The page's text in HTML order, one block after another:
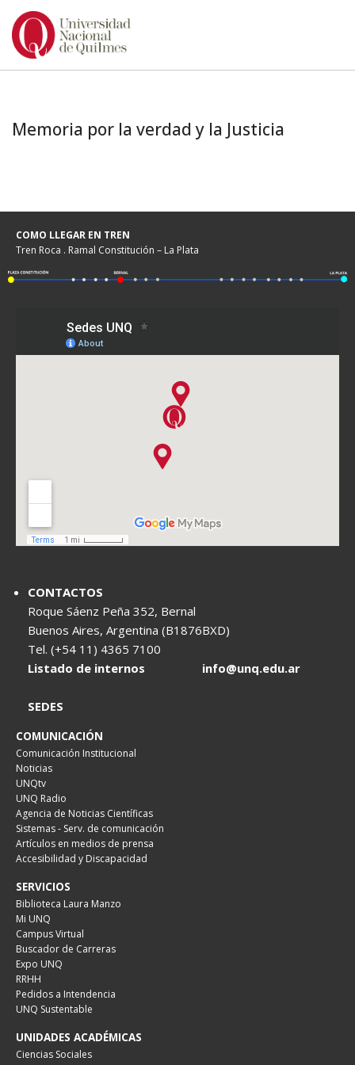
Ir
Memoria por la verdad y la Justicia
COMO LLEGAR EN TREN
Tren Roca . Ramal Constitución – La Plata
CONTACTOS
Roque Sáenz Peña 352, Bernal
Buenos Aires, Argentina (B1876BXD)
Tel. (+54 11) 4365 7100
Listado de internos
info@unq.edu.ar
SEDES
COMUNICACIÓN
Comunicación Institucional
Noticias
UNQtv
UNQ Radio
Agencia de Noticias Científicas
Sistemas - Serv. de comunicación
Artículos en medios de prensa
Accesibilidad y Discapacidad
SERVICIOS
Biblioteca Laura Manzo
Mi UNQ
Campus Virtual
Buscador de Carreras
Expo UNQ
RRHH
Pedidos a Intendencia
UNQ Sustentable
UNIDADES ACADÉMICAS
Ciencias Sociales